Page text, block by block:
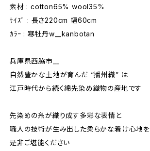
素材 : cotton65% wool35%
ｻｲｽﾞ : 長さ220cm 幅60cm
ｶﾗｰ : 寒牡丹w__kanbotan
兵庫県西脇市__
自然豊かな土地が育んだ “播州織” は
江戸時代から続く綿先染め織物の産地です
先染めの糸が織り成す多彩な表情と
職人の技術が生み出した柔らかな着け心地を
是非ご堪能ください